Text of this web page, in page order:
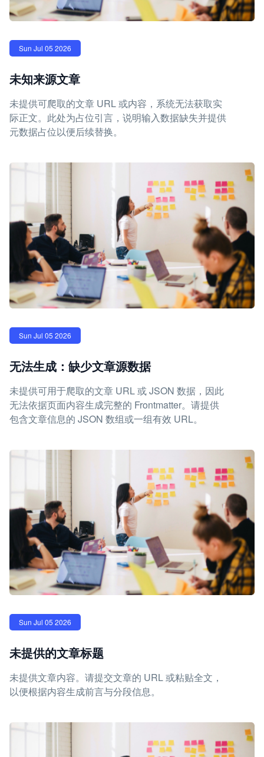
Sun Jul 05 2026
未知来源文章
未提供可爬取的文章 URL 或内容，系统无法获取实
际正文。此处为占位引言，说明输入数据缺失并提供
元数据占位以便后续替换。
Sun Jul 05 2026
无法生成：缺少文章源数据
未提供可用于爬取的文章 URL 或 JSON 数据，因此
无法依据页面内容生成完整的 Frontmatter。请提供
包含文章信息的 JSON 数组或一组有效 URL。
Sun Jul 05 2026
未提供的文章标题
未提供文章内容。请提交文章的 URL 或粘贴全文，
以便根据内容生成前言与分段信息。